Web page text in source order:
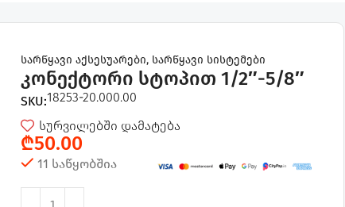
სარწყავი აქსესუარები, სარწყავი სისტემები
კონექტორი სტოპით 1/2″-5/8″
SKU:18253-20.000.00
სურვილებში დამატება
₾50.00
11 საწყობშია